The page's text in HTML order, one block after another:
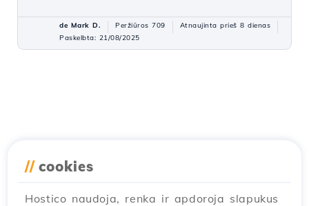
de Mark D. Peržiūros 709
Atnaujinta prieš 8 dienas
Paskelbta: 21/08/2025
// cookies
Hostico naudoja, renka ir apdoroja slapukus